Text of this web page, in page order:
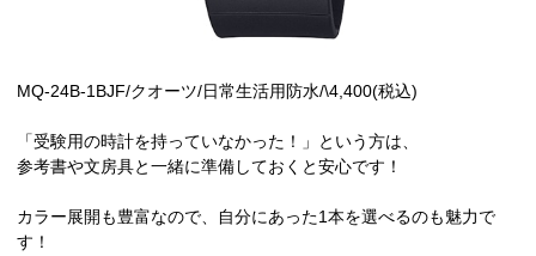
MQ-24B-1BJF/クオーツ/日常生活用防水/\4,400(税込)
「受験用の時計を持っていなかった！」という方は、
参考書や文房具と一緒に準備しておくと安心です！
カラー展開も豊富なので、自分にあった1本を選べるのも魅力で
す！